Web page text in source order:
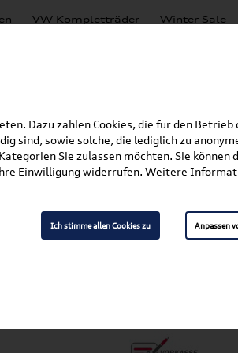
VW Kompletträder Winter Sale
Dazu zählen Cookies, die für den Betrieb
sind, sowie solche, die lediglich zu
Sie zulassen möchten. Sie können
Einwilligung widerrufen. Weitere
Ich stimme allen Cookies zu Anpassen